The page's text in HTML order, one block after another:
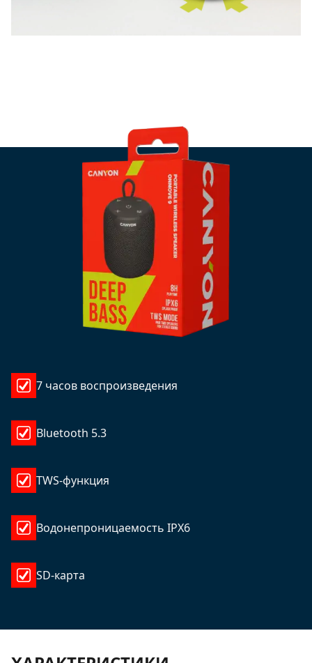
7 часов воспроизведения
Bluetooth 5.3
TWS-функция
Водонепроницаемость IPX6
SD-карта